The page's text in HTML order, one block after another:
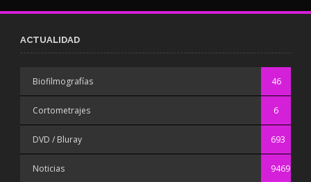
ACTUALIDAD
Biofilmografías 46
Cortometrajes 6
DVD / Bluray 693
Noticias 9469